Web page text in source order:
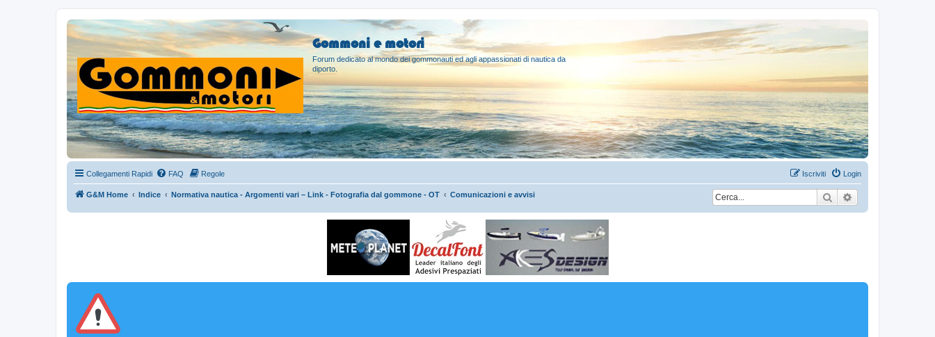
Gommoni e motori
Forum dedicato al mondo dei gommonauti ed agli appassionati di nautica da
diporto.
Collegamenti Rapidi FAQ Regole Login
Iscriviti
G&M Home Indice Normativa nautica - Argomenti vari – Link - Fotografia dal gommone - OT Comunicazioni e avvisi Cerca